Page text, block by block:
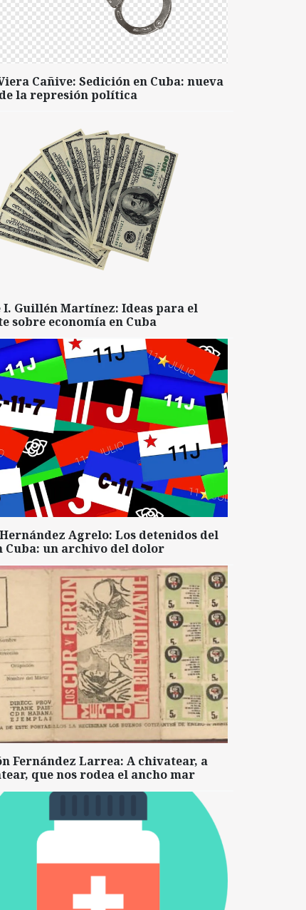
Cañive: Sedición en Cuba: nueva
la represión política
I. Guillén Martínez: Ideas para el
sobre economía en Cuba
Agrelo: Los detenidos del
Cuba: un archivo del dolor
Fernández Larrea: A chivatear, a
que nos rodea el ancho mar